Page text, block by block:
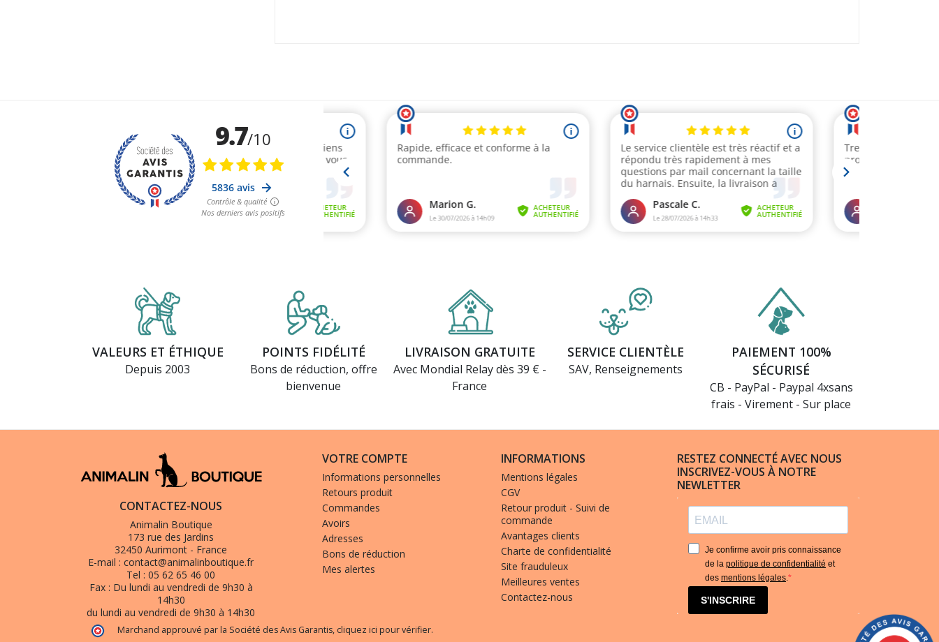
VALEURS ET ÉTHIQUE
Depuis 2003
POINTS FIDÉLITÉ
Bons de réduction, offre
bienvenue
LIVRAISON GRATUITE
Avec Mondial Relay dès 39 € -
France
SERVICE CLIENTÈLE
SAV, Renseignements
PAIEMENT 100%
SÉCURISÉ
CB - PayPal - Paypal 4xsans
frais - Virement - Sur place
CONTACTEZ-NOUS
Animalin Boutique
173 rue des Jardins
32450 Aurimont - France
E-mail : contact@animalinboutique.fr
Tel : 05 62 65 46 00
Fax : Du lundi au vendredi de 9h30 à
14h30
du lundi au vendredi de 9h30 à 14h30
VOTRE COMPTE
Informations personnelles
Retours produit
Commandes
Avoirs
Adresses
Bons de réduction
Mes alertes
INFORMATIONS
Mentions légales
CGV
Retour produit - Suivi de
commande
Avantages clients
Charte de confidentialité
Site frauduleux
Meilleures ventes
Contactez-nous
RESTEZ CONNECTÉ AVEC NOUS
INSCRIVEZ-VOUS À NOTRE
NEWLETTER
Je confirme avoir pris connaissance
de la politique de confidentialité et
des mentions légales.
S'INSCRIRE
Marchand approuvé par la Société des Avis Garantis, cliquez ici pour vérifier.